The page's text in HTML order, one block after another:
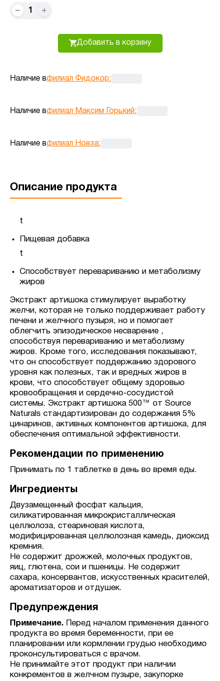
1
Добавить в корзину
Наличие вфилиал Фидокор:
Наличие вфилиал Максим Горький:
Наличие вфилиал Новза:
Описание продукта
t
Пищевая добавка
t
Способствует перевариванию и метаболизму
жиров
Экстракт артишока стимулирует выработку
желчи, которая не только поддерживает работу
печени и желчного пузыря, но и помогает
облегчить эпизодическое несварение ,
способствуя перевариванию и метаболизму
жиров. Кроме того, исследования показывают,
что он способствует поддержанию здорового
уровня как полезных, так и вредных жиров в
крови, что способствует общему здоровью
кровообращения и сердечно-сосудистой
системы. Экстракт артишока 500™ от Source
Naturals стандартизирован до содержания 5%
цинаринов, активных компонентов артишока, для
обеспечения оптимальной эффективности.
Рекомендации по применению
Принимать по 1 таблетке в день во время еды.
Ингредиенты
Двузамещенный фосфат кальция,
силикатированная микрокристаллическая
целлюлоза, стеариновая кислота,
модифицированная целлюлозная камедь, диоксид
кремния.
Не содержит дрожжей, молочных продуктов,
яиц, глютена, сои и пшеницы. Не содержит
сахара, консервантов, искусственных красителей,
ароматизаторов и отдушек.
Предупреждения
Примечание. Перед началом применения данного
продукта во время беременности, при ее
планировании или кормлении грудью необходимо
проконсультироваться с врачом.
Не принимайте этот продукт при наличии
конкрементов в желчном пузыре, закупорке